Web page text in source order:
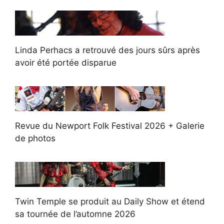
Linda Perhacs a retrouvé des jours sûrs après
avoir été portée disparue
Revue du Newport Folk Festival 2026 + Galerie
de photos
Twin Temple se produit au Daily Show et étend
sa tournée de l’automne 2026